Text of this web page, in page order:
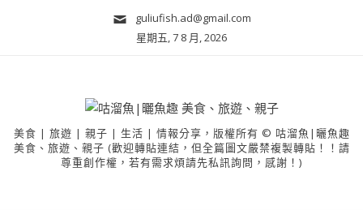
guliufish.ad@gmail.com
星期五, 7 8 月, 2026
美食 | 旅遊 | 親子 | 生活 | 情報分享，版權所有 © 咕溜魚|曬魚趣
美食、旅遊、親子 (歡迎轉貼連結，但全篇圖文嚴禁複製轉貼！！請
尊重創作權，若有需求煩請先私訊詢問，感謝！)